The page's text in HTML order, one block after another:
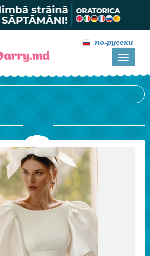
по-русски